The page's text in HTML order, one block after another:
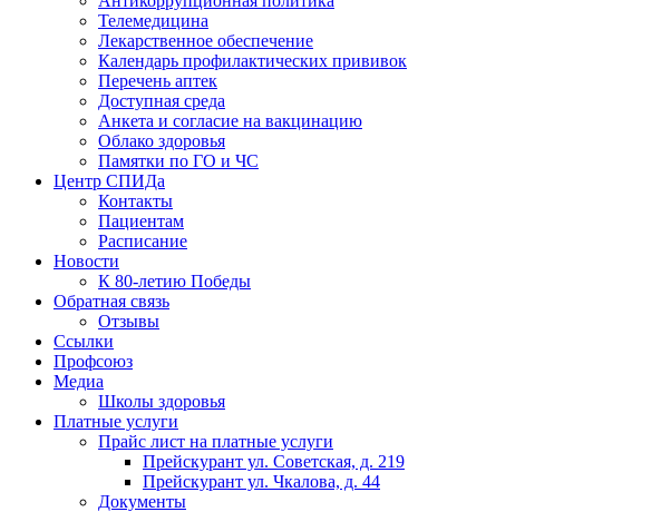
Телемедицина
Лекарственное обеспечение
Календарь профилактических прививок
Перечень аптек
Доступная среда
Анкета и согласие на вакцинацию
Облако здоровья
Памятки по ГО и ЧС
Центр СПИДа
Контакты
Пациентам
Расписание
Новости
К 80-летию Победы
Обратная связь
Отзывы
Ссылки
Профсоюз
Медиа
Школы здоровья
Платные услуги
Прайс лист на платные услуги
Прейскурант ул. Советская, д. 219
Прейскурант ул. Чкалова, д. 44
Документы